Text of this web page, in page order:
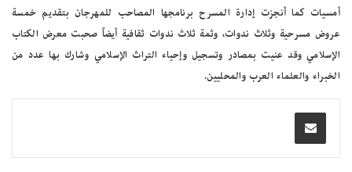
أمسيات كما أنجزت إدارة المسرح برنامجها المصاحب للمهرجان بتقديم خمسة
عروض مسرحية وثلاث ندوات، وثمة ثلاث ندوات ثقافية أيضاً صحبت معرض الكتاب
الإسلامي وقد عنيت بمصادر وتسجيل وإحياء التراث الإسلامي وشارك بها عدد من
الخبراء والعلماء العرب والمحليين.